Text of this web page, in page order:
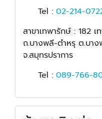
Tel : 02-214-
สาขาเทพารักษ์ : 182
ถ.บางพลี-ตำหรุ ต.บา
จ.สมุทรปราการ
Tel : 089-766-